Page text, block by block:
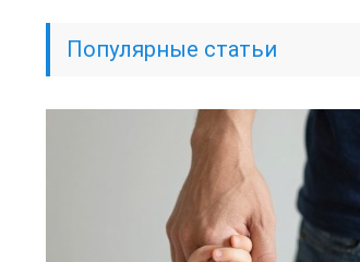
Популярные статьи